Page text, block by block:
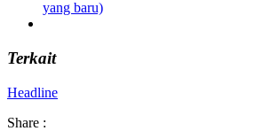
yang baru)
Terkait
Headline
Share :